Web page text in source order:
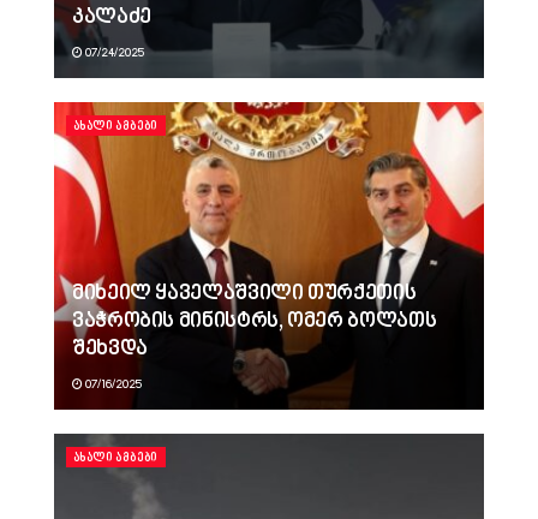
კალაძე
07/24/2025
ᲐᲮᲐᲚᲘ ᲐᲛᲑᲔᲑᲘ
მიხეილ ყაველაშვილი თურქეთის
ვაჭრობის მინისტრს, ომერ ბოლათს
შეხვდა
07/16/2025
ᲐᲮᲐᲚᲘ ᲐᲛᲑᲔᲑᲘ